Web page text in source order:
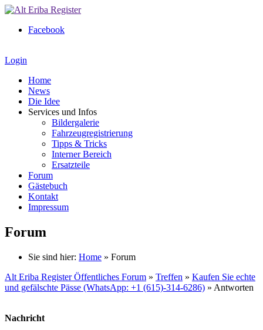
Facebook
Login
Home
News
Die Idee
Services und Infos
Bildergalerie
Fahrzeugregistrierung
Tipps & Tricks
Interner Bereich
Ersatzteile
Forum
Gästebuch
Kontakt
Impressum
Forum
Sie sind hier: Home » Forum
Alt Eriba Register Öffentliches Forum » Treffen » Kaufen Sie echte
und gefälschte Pässe (WhatsApp: +1 (615)-314-6286) » Antworten
Nachricht